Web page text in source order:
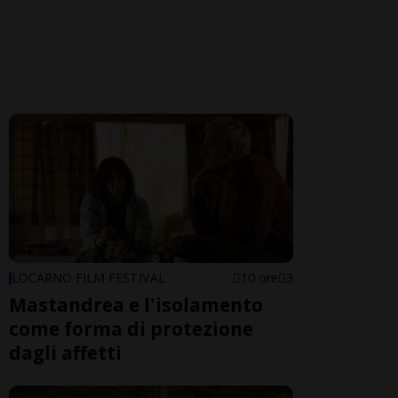
LOCARNO FILM FESTIVAL 10 ore 3
Mastandrea e l'isolamento
come forma di protezione
dagli affetti